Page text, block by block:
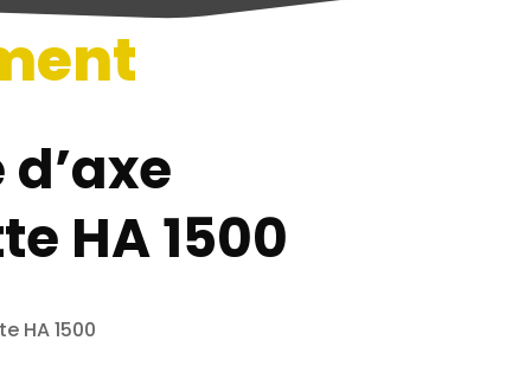
HA 1500
HA 1500